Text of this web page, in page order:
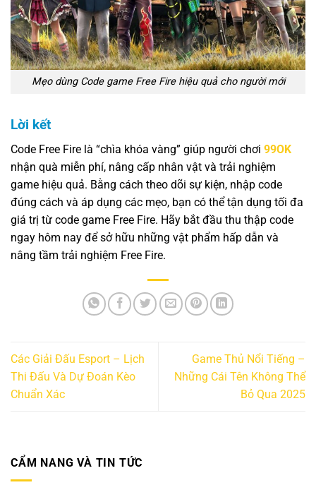
Mẹo dùng Code game Free Fire hiệu quả cho người mới
Lời kết
Code Free Fire là “chìa khóa vàng” giúp người chơi 99OK
nhận quà miễn phí, nâng cấp nhân vật và trải nghiệm
game hiệu quả. Bằng cách theo dõi sự kiện, nhập code
đúng cách và áp dụng các mẹo, bạn có thể tận dụng tối đa
giá trị từ code game Free Fire. Hãy bắt đầu thu thập code
ngay hôm nay để sở hữu những vật phẩm hấp dẫn và
nâng tầm trải nghiệm Free Fire.
Các Giải Đấu Esport – Lịch
Thi Đấu Và Dự Đoán Kèo
Chuẩn Xác
Game Thủ Nổi Tiếng –
Những Cái Tên Không Thể
Bỏ Qua 2025
CẨM NANG VÀ TIN TỨC